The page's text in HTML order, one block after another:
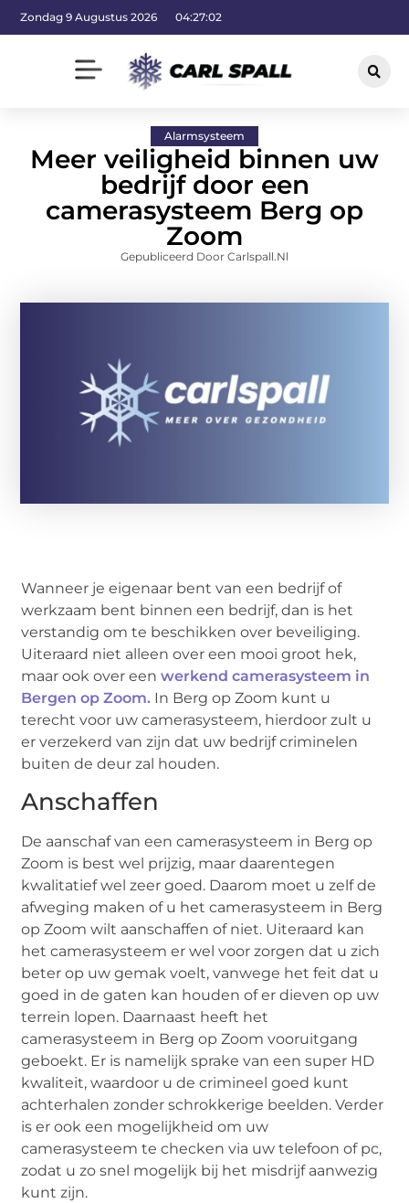
Zondag 9 Augustus 2026 04:27:02
Alarmsysteem
Meer veiligheid binnen uw
bedrijf door een
camerasysteem Berg op
Zoom
Gepubliceerd Door Carlspall.nl
Wanneer je eigenaar bent van een bedrijf of
werkzaam bent binnen een bedrijf, dan is het
verstandig om te beschikken over beveiliging.
Uiteraard niet alleen over een mooi groot hek,
maar ook over eenwerkend camerasysteem in
Bergen op Zoom. In Berg op Zoom kunt u
terecht voor uw camerasysteem, hierdoor zult u
er verzekerd van zijn dat uw bedrijf criminelen
buiten de deur zal houden.
Anschaffen
De aanschaf van een camerasysteem in Berg op
Zoom is best wel prijzig, maar daarentegen
kwalitatief wel zeer goed. Daarom moet u zelf de
afweging maken of u het camerasysteem in Berg
op Zoom wilt aanschaffen of niet. Uiteraard kan
het camerasysteem er wel voor zorgen dat u zich
beter op uw gemak voelt, vanwege het feit dat u
goed in de gaten kan houden of er dieven op uw
terrein lopen. Daarnaast heeft het
camerasysteem in Berg op Zoom vooruitgang
geboekt. Er is namelijk sprake van een super HD
kwaliteit, waardoor u de crimineel goed kunt
achterhalen zonder schrokkerige beelden. Verder
is er ook een mogelijkheid om uw
camerasysteem te checken via uw telefoon of pc,
zodat u zo snel mogelijk bij het misdrijf aanwezig
kunt zijn.